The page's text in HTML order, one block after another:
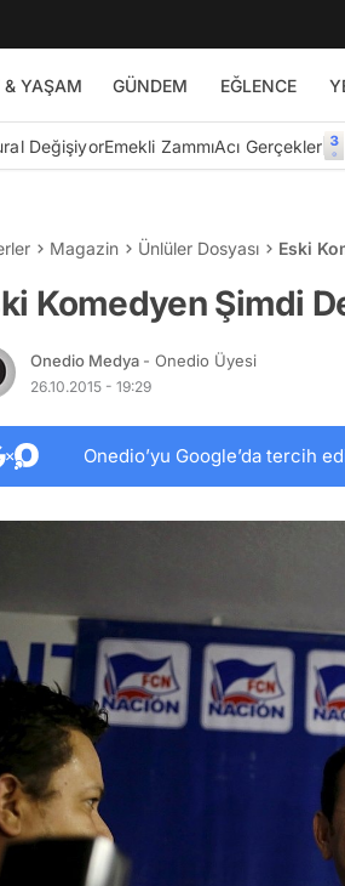
& YAŞAM GÜNDEM EĞLENCE
DeğişiyorEmekli ZammıAcı Gerçekler
Magazin Ünlüler Dosyası Eski
Komedyen Şimdi
Onedio Medya - Onedio Üyesi
26.10.2015 - 19:29
Onedio’yu Google’da tercih